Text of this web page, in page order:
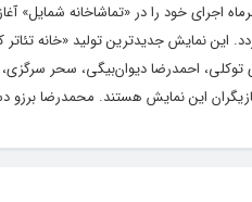
اجرای خود را در «تماشاخانه شمایل»
این نمایش جدیدترین تولید «خانه
توکلی، احمدرضا دیوان‌بیگی، سحر
این نمایش هستند. محمدرضا برزو